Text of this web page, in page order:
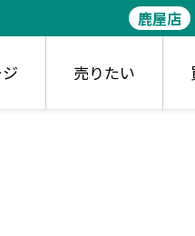
鹿屋店
売りたい